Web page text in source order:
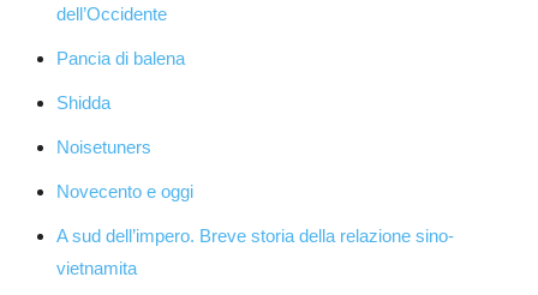
dell’Occidente
Pancia di balena
Shidda
Noisetuners
Novecento e oggi
A sud dell’impero. Breve storia della relazione sino-
vietnamita